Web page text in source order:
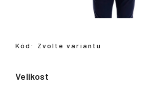
Velikost
Kód: Zvolte variantu